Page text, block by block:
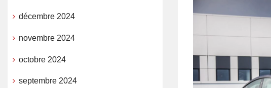
décembre 2024
novembre 2024
octobre 2024
septembre 2024